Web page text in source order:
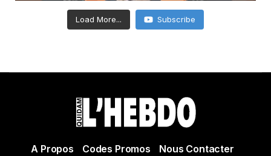
Load More... Subscribe
A Propos Codes Promos
Nous Contacter